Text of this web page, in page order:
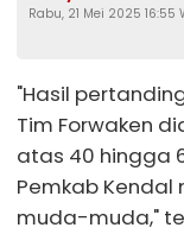
Perbanyak
Rabu, 21 Mei 2025 16:55
"Hasil
Tim Forwaken
atas 40 hingga
Pemkab Kendal
muda-muda,"